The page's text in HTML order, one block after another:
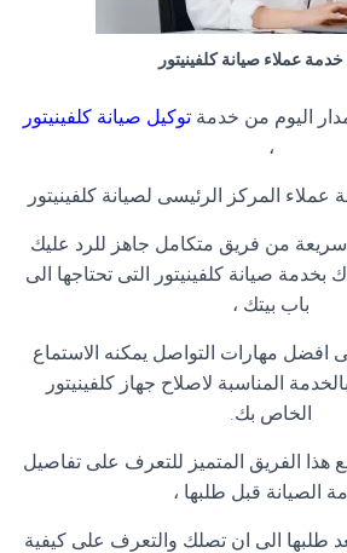
خدمة عملاء صيانة كلفينيتور
اليوم من خدمة توكيل صيانة كلفينيتور
،
المركز الرئيسى لصيانة كلفينيتور
من فريق متكامل جاهز للرد عليك
صيانة كلفينيتور التى تحتاجها الى
باب بيتك ،
مهارات التواصل يمكنه الاستماع
المناسبة لاصلاح جهاز كلفينيتور
الخاص بك.
هذا الفريق المتميز للتعرف على تفاصيل
الصيانة قبل طلبها ،
طلبها الى ان تصلك والتعرف على كيفية